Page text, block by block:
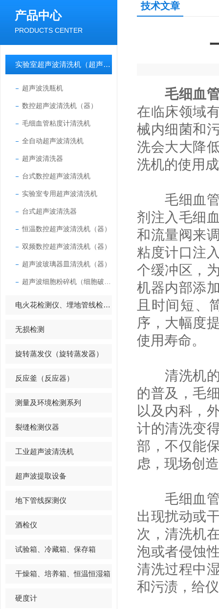
产品中心
PRODUCTS CENTER
实验室超声波清洗机（超声波清洗器）
超声波洗瓶机
数控超声波清洗机（器）
毛细血管粘度计清洗机
全自动超声波清洗机
超声波清洗器
台式数控超声波清洗机
实验室专用超声波清洗机
台式超声波清洗器
恒温数控超声波清洗机（器）
双频数控超声波清洗机（器）
超声波玻璃器皿清洗机（器）
电火花检测仪、埋地管线检测仪
无损检测
旋转蒸发仪（旋转蒸发器）
反应釜（反应器）
测量及环境检测系列
裂缝检测仪器
工业超声波清洗机
超声波提取设备
地下管线探测仪
酒检仪
试验箱、冷藏箱、保存箱
干燥箱、培养箱、恒温恒湿箱
硬度计
技术文章
毛细血
在临床领域
械内细菌和
洗会大大降
洗机的使用
毛细血管
剂注入毛细
和流量阀来
粘度计口注
个缓冲区，
机器内部添
且时间短、
序，大幅度
使用寿命。
清洗机的
的普及，毛
以及内科，
计的清洗变
部，不仅能
虑，现场创
毛细血管
出现扰动或
次，清洗机
泡或者侵蚀
清洗过程中
和污渍，给